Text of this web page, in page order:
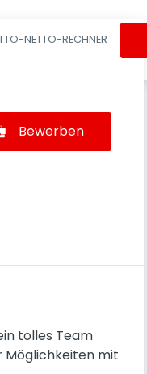
NETTO-RECHNER
Bewerben
tolles Team
Möglichkeiten mit